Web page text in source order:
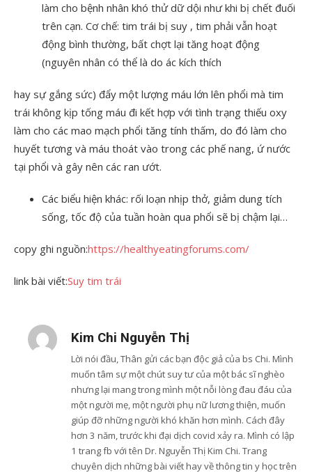
làm cho bệnh nhân khó thử dữ dội như khi bị chết đuối
trên cạn. Cơ chế: tim trái bị suy , tim phải vẫn hoạt
động bình thường, bất chợt lại tăng hoạt động
(nguyên nhân có thể là do ác kích thích
hay sự gắng sức) đẩy một lượng máu lớn lên phổi mà tim
trái không kịp tống máu đi kết hợp với tình trạng thiếu oxy
làm cho các mao mạch phổi tăng tính thấm, do đó làm cho
huyết tương và máu thoát vào trong các phế nang, ứ nước
tại phổi và gây nên các ran ướt.
Các biểu hiện khác: rối loạn nhịp thở, giảm dung tích
sống, tốc độ của tuần hoàn qua phổi sẽ bị chậm lại…
copy ghi nguồn:https://healthyeatingforums.com/
link bài viết:Suy tim trái
Kim Chi Nguyễn Thị
Lời nói đầu, Thân gửi các bạn độc giả của bs Chi. Mình
muốn tâm sự một chút suy tư của một bác sĩ nghèo
nhưng lại mang trong mình một nỗi lòng đau đáu của
một người mẹ, một người phụ nữ lương thiện, muốn
giúp đỡ những người khó khăn hơn mình. Cách đây
hơn 3 năm, trước khi đại dịch covid xảy ra. Mình có lập
1 trang fb với tên Dr. Nguyễn Thị Kim Chi. Trang
chuyên dịch những bài viết hay về thông tin y học trên